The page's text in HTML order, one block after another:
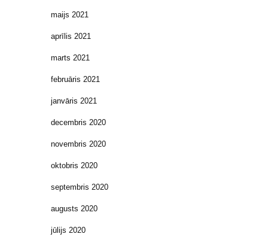
maijs 2021
aprīlis 2021
marts 2021
februāris 2021
janvāris 2021
decembris 2020
novembris 2020
oktobris 2020
septembris 2020
augusts 2020
jūlijs 2020